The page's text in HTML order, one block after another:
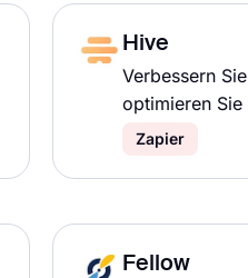
Hive
Verbessern
optimieren
Zapier
Fellow